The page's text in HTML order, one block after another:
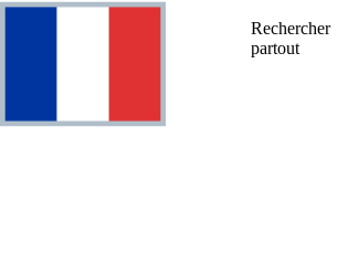
Rechercher
partout